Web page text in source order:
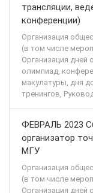
трансляции,
конференции)
Организация
(в том числе
Организация дней
олимпиад,
макулатуры, дня
тренингов,
ФЕВРАЛЬ 2023
организатор
МГУ
Организация
(в том числе
Организация дней